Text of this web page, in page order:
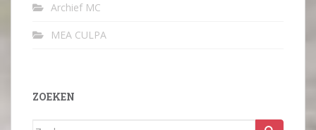
Archief MC
MEA CULPA
ZOEKEN
Zoek